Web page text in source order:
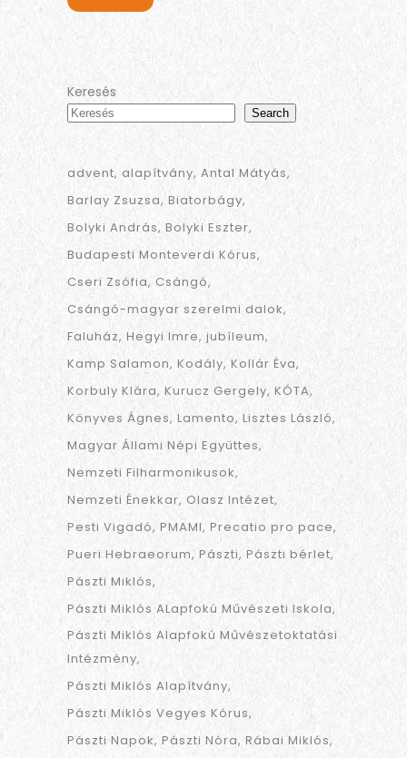
Keresés
Search
advent alapítvány Antal Mátyás
Barlay Zsuzsa Biatorbágy
Bolyki András Bolyki Eszter
Budapesti Monteverdi Kórus
Cseri Zsófia Csángó
Csángó-magyar szerelmi dalok
Faluház Hegyi Imre jubíleum
Kamp Salamon Kodály Kollár Éva
Korbuly Klára Kurucz Gergely KÓTA
Könyves Ágnes Lamento Lisztes László
Magyar Állami Népi Együttes
Nemzeti Filharmonikusok
Nemzeti Énekkar Olasz Intézet
Pesti Vigadó PMAMI Precatio pro pace
Pueri Hebraeorum Pászti Pászti bérlet
Pászti Miklós
Pászti Miklós ALapfokú Művészeti Iskola
Pászti Miklós Alapfokú Művészetoktatási
Intézmény
Pászti Miklós Alapítvány
Pászti Miklós Vegyes Kórus
Pászti Napok Pászti Nóra Rábai Miklós